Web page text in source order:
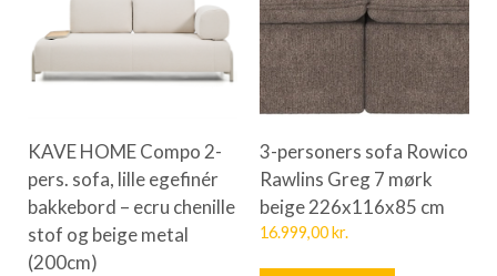
KAVE HOME Compo 2-
pers. sofa, lille egefinér
bakkebord – ecru chenille
stof og beige metal
(200cm)
3-personers sofa Rowico
Rawlins Greg 7 mørk
beige 226x116x85 cm
16.999,00kr.